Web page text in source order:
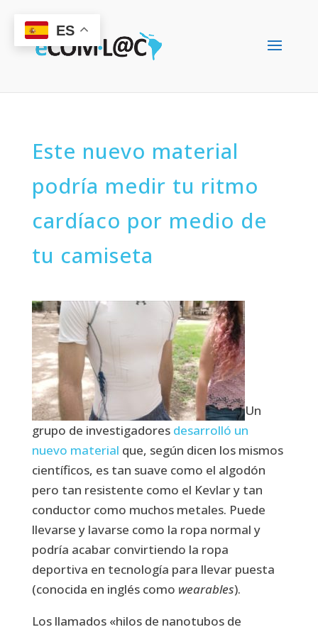
Este nuevo material
podría medir tu ritmo
cardíaco por medio de
tu camiseta
Un
grupo de investigadores desarrolló un
nuevo material que, según dicen los mismos
científicos, es tan suave como el algodón
pero tan resistente como el Kevlar y tan
conductor como muchos metales. Puede
llevarse y lavarse como la ropa normal y
podría acabar convirtiendo la ropa
deportiva en tecnología para llevar puesta
(conocida en inglés como wearables).
Los llamados «hilos de nanotubos de
ES